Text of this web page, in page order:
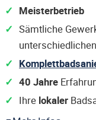
Meisterbetrieb
Sämtliche
40 Jahre
Ihre lokaler